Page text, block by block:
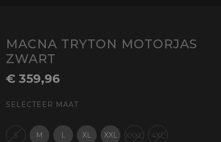
MACNA TRYTON MOTORJAS
ZWART
€ 359,96
SELECTEER MAAT
S M L XL XXL XXXL 4XL